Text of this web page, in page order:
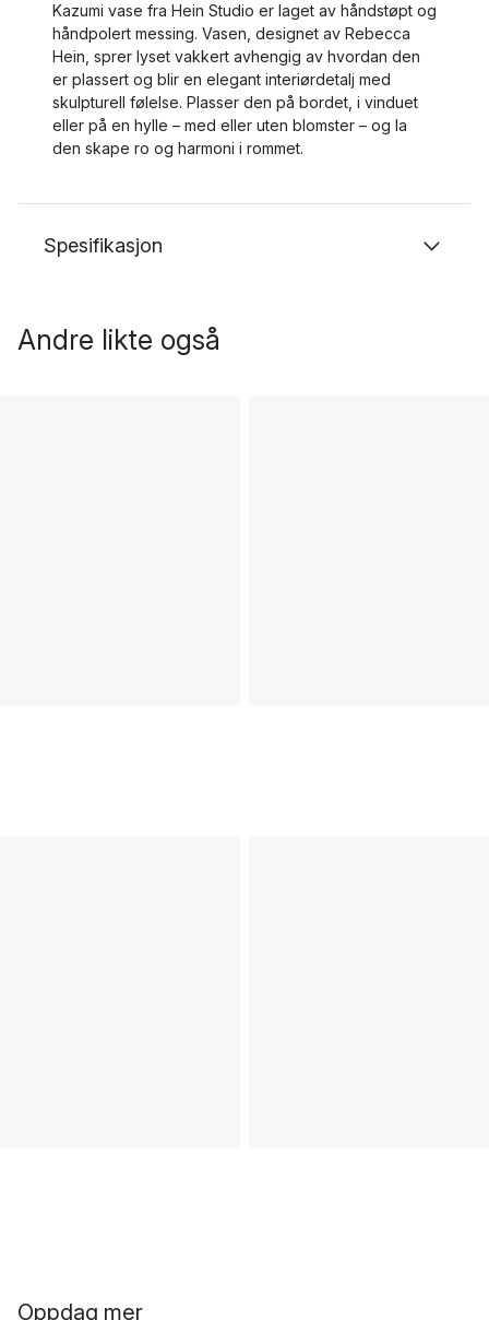
Kazumi vase fra Hein Studio er laget av håndstøpt og
håndpolert messing. Vasen, designet av Rebecca
Hein, sprer lyset vakkert avhengig av hvordan den
er plassert og blir en elegant interiørdetalj med
skulpturell følelse. Plasser den på bordet, i vinduet
eller på en hylle – med eller uten blomster – og la
den skape ro og harmoni i rommet.
Spesifikasjon
Andre likte også
Oppdag mer